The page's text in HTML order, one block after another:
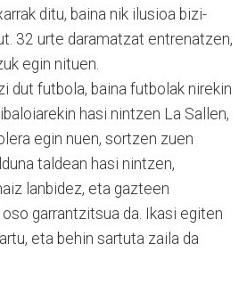
ditu, baina nik ilusioa bizi-
32 urte daramatzat entrenatzen,
egin nituen.
dut futbola, baina futbolak nirekin
hasi nintzen La Sallen,
egin nuen, sortzen zuen
taldean hasi nintzen,
lanbidez, eta gazteen
garrantzitsua da. Ikasi egiten
eta behin sartuta zaila da